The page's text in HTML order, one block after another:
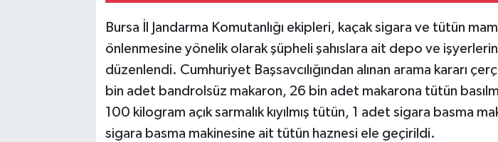
Bursa İl Jandarma Komutanlığı ekipleri, kaçak sigara ve tütün
önlenmesine yönelik olarak şüpheli şahıslara ait depo ve
düzenlendi. Cumhuriyet Başsavcılığından alınan arama kararı
bin adet bandrolsüz makaron, 26 bin adet makarona tütün
100 kilogram açık sarmalık kıyılmış tütün, 1 adet sigara basma
sigara basma makinesine ait tütün haznesi ele geçirildi.